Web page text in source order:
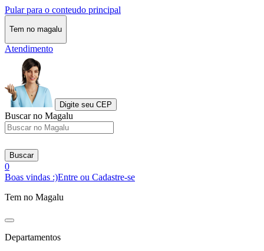
Pular para o conteudo principal
Tem no magalu
Atendimento
Digite seu CEP
Buscar no Magalu
Buscar
0
Boas vindas :)Entre ou Cadastre-se
Tem no Magalu
Departamentos